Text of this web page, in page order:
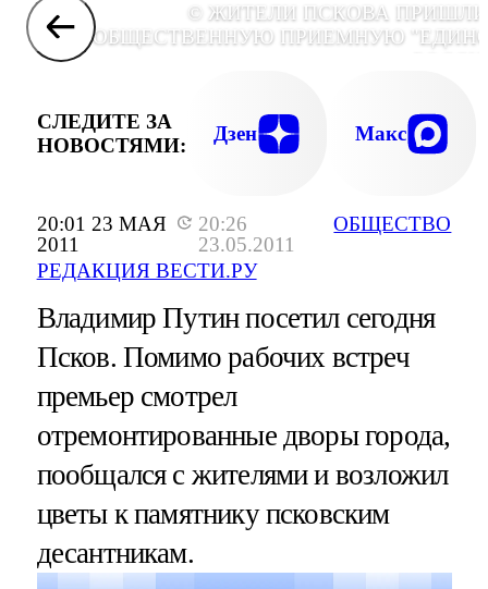
20:01 23 МАЯ
2011
20:26
23.05.2011
РЕДАКЦИЯ ВЕСТИ.РУ
ОБЩЕСТВО
© ЖИТЕЛИ ПСКОВА
ОБЩЕСТВЕННУЮ ПРИЕМНУЮ
СЛЕДИТЕ ЗА
НОВОСТЯМИ:
Дзен Макс
Владимир Путин посетил сегодня
Псков. Помимо рабочих встреч
премьер смотрел
отремонтированные дворы города,
пообщался с жителями и возложил
цветы к памятнику псковским
десантникам.